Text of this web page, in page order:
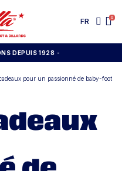
FR
DEPUIS 1928 -
pour un passionné de baby-foot